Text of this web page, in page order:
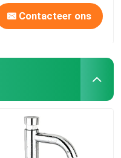
Contacteer ons